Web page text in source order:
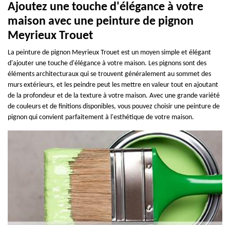
Ajoutez une touche d'élégance à votre
maison avec une peinture de pignon
Meyrieux Trouet
La peinture de pignon Meyrieux Trouet est un moyen simple et élégant
d'ajouter une touche d'élégance à votre maison. Les pignons sont des
éléments architecturaux qui se trouvent généralement au sommet des
murs extérieurs, et les peindre peut les mettre en valeur tout en ajoutant
de la profondeur et de la texture à votre maison. Avec une grande variété
de couleurs et de finitions disponibles, vous pouvez choisir une peinture de
pignon qui convient parfaitement à l'esthétique de votre maison.